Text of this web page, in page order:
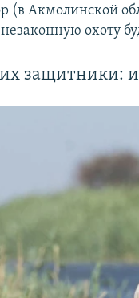
(в Акмолинской
охоту
защитники: